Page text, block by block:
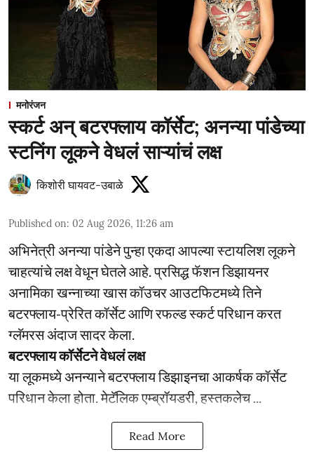
मनोरंजन
स्कर्ट अन् बटरफ्लाय कॉर्सेट; अनन्या पांडेच्या
स्टनिंग लूकने वेधलं साऱ्यांचं लक्ष
किशोरी घायवट-उबाळे
Published on: 02 Aug 2026, 11:26 am
अभिनेत्री अनन्या पांडेने पुन्हा एकदा आपल्या स्टायलिश लूकने
चाहत्यांचे लक्ष वेधून घेतले आहे. प्रसिद्ध फॅशन डिझायनर
अनामिका खन्नाच्या खास कॉउचर आउटफिटमध्ये तिने
बटरफ्लाय-प्रेरित कॉर्सेट आणि रफल्ड स्कर्ट परिधान करत
ग्लॅमरस अंदाज सादर केला.
बटरफ्लाय कॉर्सेटने वेधलं लक्ष
या लूकमध्ये अनन्याने बटरफ्लाय डिझाइनचा आकर्षक कॉर्सेट
परिधान केला होता. मेटॅलिक एम्ब्रॉयडरी, हस्तकलेच ...
Read More